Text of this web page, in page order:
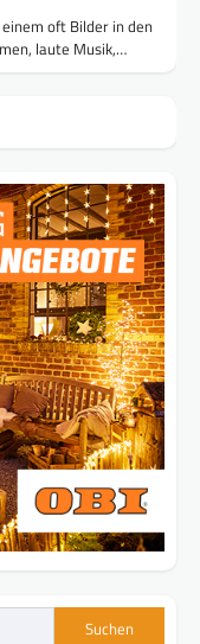
oft Bilder in den
laute Musik,…
Suchen